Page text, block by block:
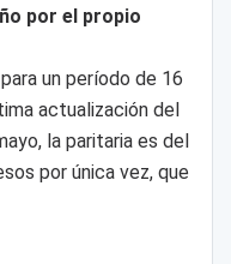
por el propio
un período de 16
actualización del
la paritaria es del
por única vez, que